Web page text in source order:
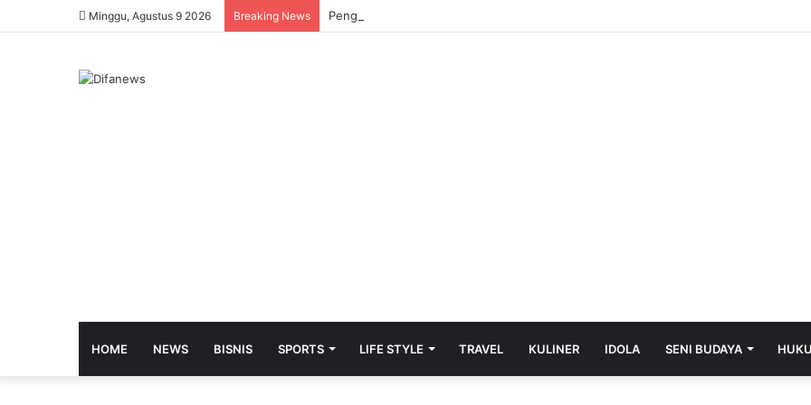
Minggu, Agustus 9 2026 Breaking News Pengurus Baru Patelki Prabumulih Dilantik, Diminta Junjung Tinggi Kode Etik Profesi
HOME NEWS BISNIS SPORTS LIFE STYLE TRAVEL KULINER IDOLA SENI BUDAYA